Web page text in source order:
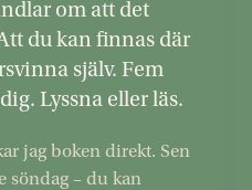
om att det
du kan finnas där
själv. Fem
Lyssna eller läs.
jag boken direkt. Sen
söndag – du kan